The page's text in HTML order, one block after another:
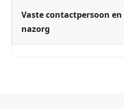
Vaste contactpersoon en
nazorg